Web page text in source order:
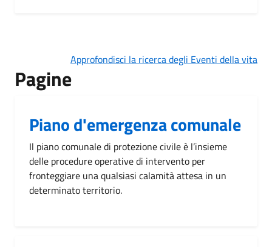
Approfondisci la ricerca degli Eventi della vita
Pagine
Piano d'emergenza comunale
Il piano comunale di protezione civile è l’insieme
delle procedure operative di intervento per
fronteggiare una qualsiasi calamità attesa in un
determinato territorio.